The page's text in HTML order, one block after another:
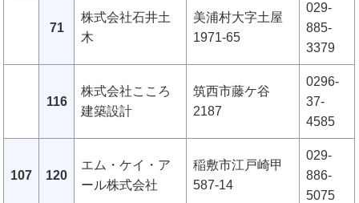
71
株式会社石井土
木
美浦村大字土屋
1971-65
029-
885-
3379
116
株式会社こころ
建築設計
筑西市藤ケ谷
2187
0296-
37-
4585
107 120
エム・ケイ・ア
ール株式会社
稲敷市江戸崎甲
587-14
029-
886-
5075